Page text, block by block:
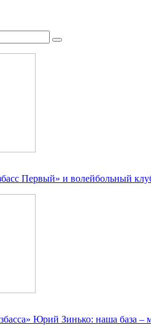
Первый» и волейбольный
Юрий Зинько: наша база –